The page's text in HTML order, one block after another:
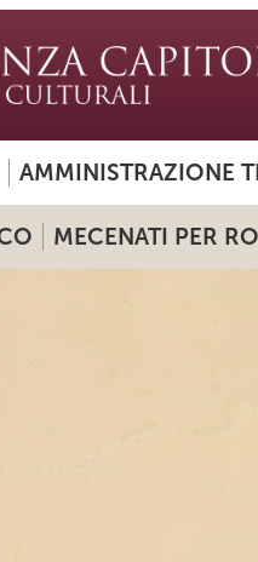
AMMINISTRAZIONE
MECENATI PER